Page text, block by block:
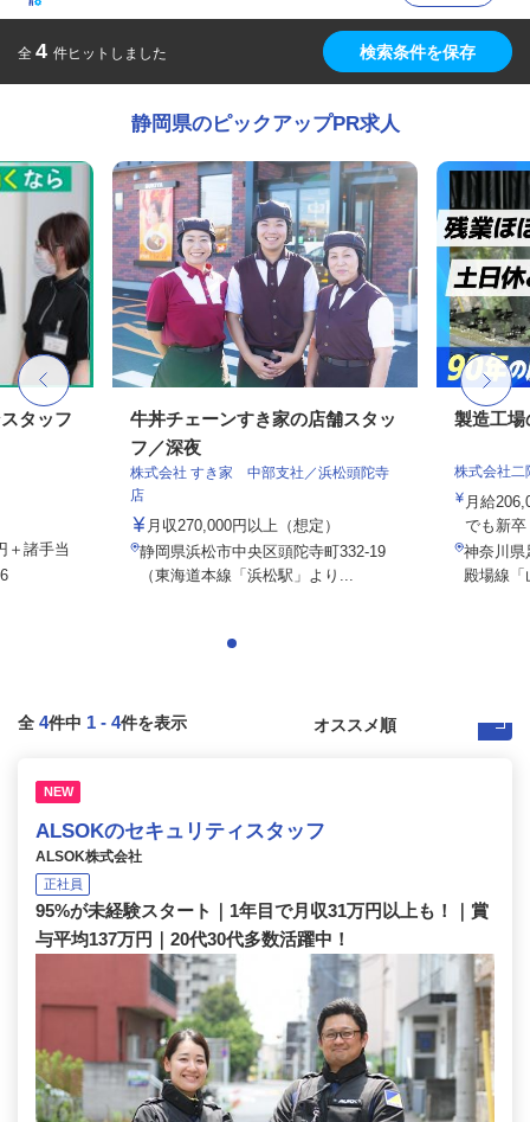
全 4 件ヒットしました 検索条件を保存
静岡県のピックアップPR求人
タッフ
＋諸手当
牛丼チェーンすき家の店舗スタッ
フ／深夜
株式会社 すき家 中部支社／浜松頭陀寺
店
月収270,000円以上（想定）
静岡県浜松市中央区頭陀寺町332-19
（東海道本線「浜松駅」より...
製造工場
株式会社二
月給
でも新
神奈川県
殿場線
全 4件中 1 - 4件を表示
NEW
ALSOKのセキュリティスタッフ
ALSOK株式会社
正社員
95%が未経験スタート｜1年目で月収31万円以上も！｜賞
与平均137万円｜20代30代多数活躍中！